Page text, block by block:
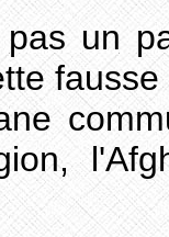
pas un